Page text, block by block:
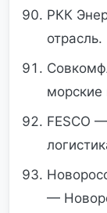
РКК
отрасль.
морские
FESCO
—